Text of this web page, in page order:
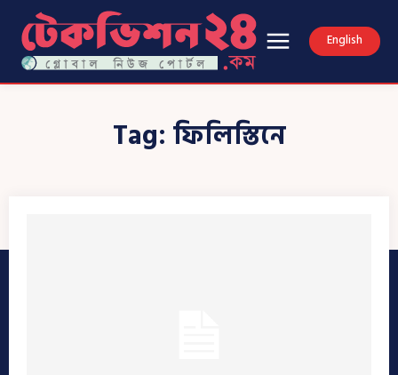
English
Tag: ফিলিস্তিনে